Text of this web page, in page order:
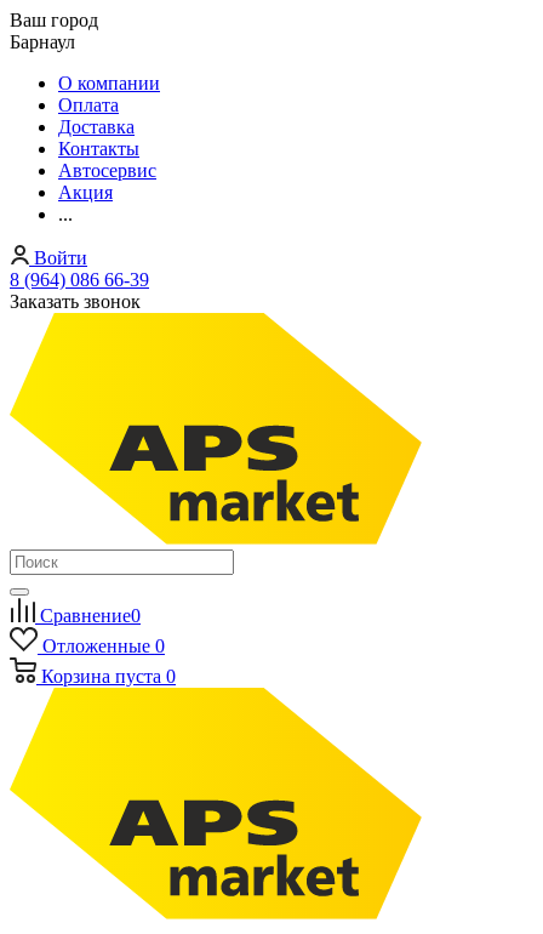
Ваш город
Барнаул
О компании
Оплата
Доставка
Контакты
Автосервис
Акция
...
Войти
8 (964) 086 66-39
Заказать звонок
Сравнение0
Отложенные 0
Корзина пуста 0